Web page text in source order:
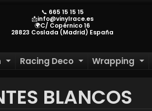
📞 665 15 15 15
📩info@vinylrace.es
🌍C/ Copérnico 16
28823 Coslada (Madrid) España
MENU
EXPAND CHILD MENU
Racing Deco EXPAND
Wrapping
MENU BLANCOS